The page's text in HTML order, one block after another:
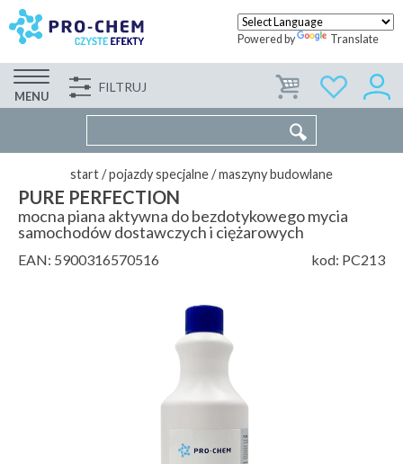
Powered by Translate
MENU
FILTRUJ WSPÓŁPRACA KONTAKT
start/pojazdy specjalne/maszyny budowlane
PURE PERFECTION
mocna piana aktywna do bezdotykowego mycia
samochodów dostawczych i ciężarowych
EAN: 5900316570516 kod: PC213